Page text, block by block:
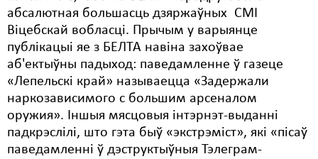
абсалютная большасць дзяржаўных СМІ
Віцебскай вобласці. Прычым у варыянце
публікацыі яе з БЕЛТА навіна захоўвае
аб'ектыўны падыход: паведамленне ў газеце
«Лепельскі край» называецца «Задержали
наркозависимого с большим арсеналом
оружия». Іншыя мясцовыя інтэрнэт-выданні
падкрэслілі, што гэта быў «экстрэміст», які «пісаў
паведамленні ў дэструктыўныя Тэлеграм-